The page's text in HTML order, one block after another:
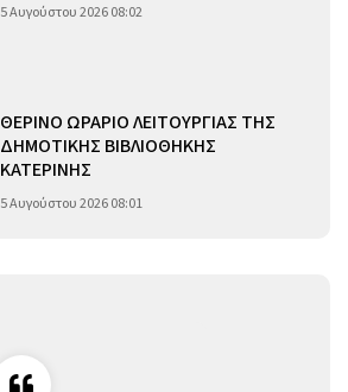
5 Αυγούστου 2026 08:02
ΘΕΡΙΝΟ ΩΡΑΡΙΟ ΛΕΙΤΟΥΡΓΙΑΣ ΤΗΣ
ΔΗΜΟΤΙΚΗΣ ΒΙΒΛΙΟΘΗΚΗΣ
ΚΑΤΕΡΙΝΗΣ
5 Αυγούστου 2026 08:01